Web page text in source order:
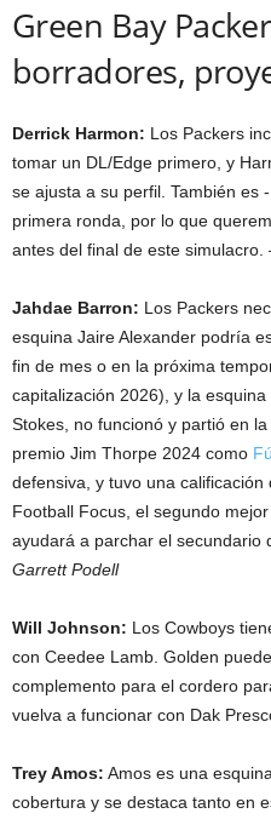
Green Bay
borradores,
Derrick Harmon: Los Packers
tomar un DL/Edge primero, y
se ajusta a su perfil. También es
primera ronda, por lo que
antes del final de este simulacro.
Jahdae Barron: Los Packers
esquina Jaire Alexander podría
fin de mes o en la próxima
capitalización 2026), y la
Stokes, no funcionó y partió en
premio Jim Thorpe 2024 como
defensiva, y tuvo una
Football Focus, el segundo
ayudará a parchar el secundario
Garrett Podell
Will Johnson: Los Cowboys
con Ceedee Lamb. Golden
complemento para el cordero
vuelva a funcionar con Dak
Trey Amos: Amos es una
cobertura y se destaca tanto en